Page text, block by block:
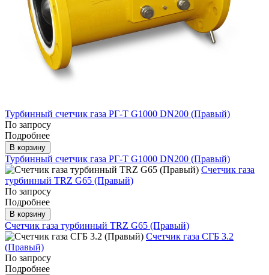
Турбинный счетчик газа РГ-Т G1000 DN200 (Правый)
По запросу
Подробнее
В корзину
Турбинный счетчик газа РГ-Т G1000 DN200 (Правый)
Счетчик газа
турбинный TRZ G65 (Правый)
По запросу
Подробнее
В корзину
Счетчик газа турбинный TRZ G65 (Правый)
Счетчик газа СГБ 3.2
(Правый)
По запросу
Подробнее